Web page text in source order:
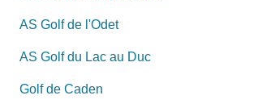
AS Golf de l'Odet
AS Golf du Lac au Duc
Golf de Caden